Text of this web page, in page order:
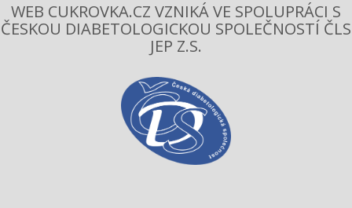
WEB CUKROVKA.CZ VZNIKÁ VE SPOLUPRÁCI S
ČESKOU DIABETOLOGICKOU SPOLEČNOSTÍ ČLS
JEP Z.S.